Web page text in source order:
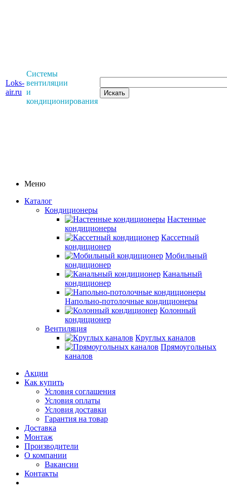
Loks-
air.ru
Системы
вентиляции
и
кондиционирования
Меню
Каталог
Кондиционеры
Настенные
кондиционеры
Кассетный
кондиционер
Мобильный
кондиционер
Канальный
кондиционер
Напольно-потолочные кондиционеры
Колонный
кондиционер
Вентиляция
Круглых каналов
Прямоугольных
каналов
Акции
Как купить
Условия соглашения
Условия оплаты
Условия доставки
Гарантия на товар
Доставка
Монтаж
Производители
О компании
Вакансии
Контакты